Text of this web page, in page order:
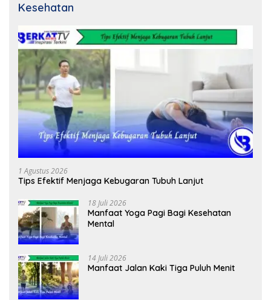
Kesehatan
1 Agustus 2026
Tips Efektif Menjaga Kebugaran Tubuh Lanjut
18 Juli 2026
Manfaat Yoga Pagi Bagi Kesehatan
Mental
14 Juli 2026
Manfaat Jalan Kaki Tiga Puluh Menit